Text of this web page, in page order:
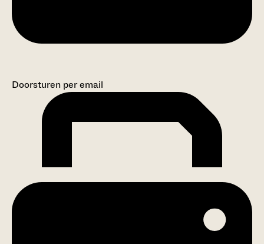
Doorsturen per email